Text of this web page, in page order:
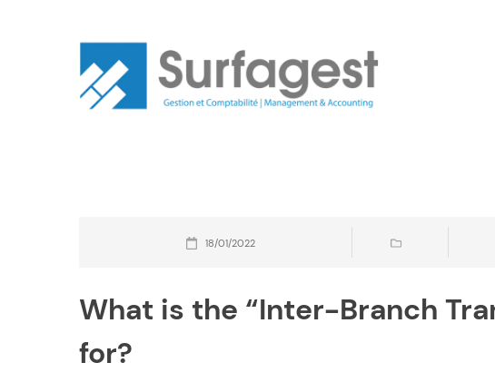
18/01/2022
What is the “Inter-Branch
for?